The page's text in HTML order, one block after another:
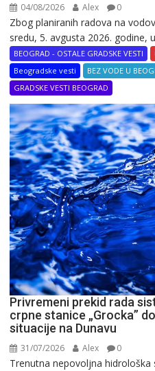
04/08/2026 Alex 0
Zbog planiranih radova na
sredu, 5. avgusta 2026. godine,
BEOGRAD - OSTALE GRADSKE VESTI
Beogradske vesti
BEZ VODE U
GRADSKE VESTI BEOGRAD
Privremeni prekid rada
crpne stanice „Grocka”
situacije na Dunavu
31/07/2026 Alex 0
Trenutna nepovoljna